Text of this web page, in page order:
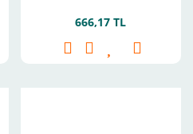
666,17 TL